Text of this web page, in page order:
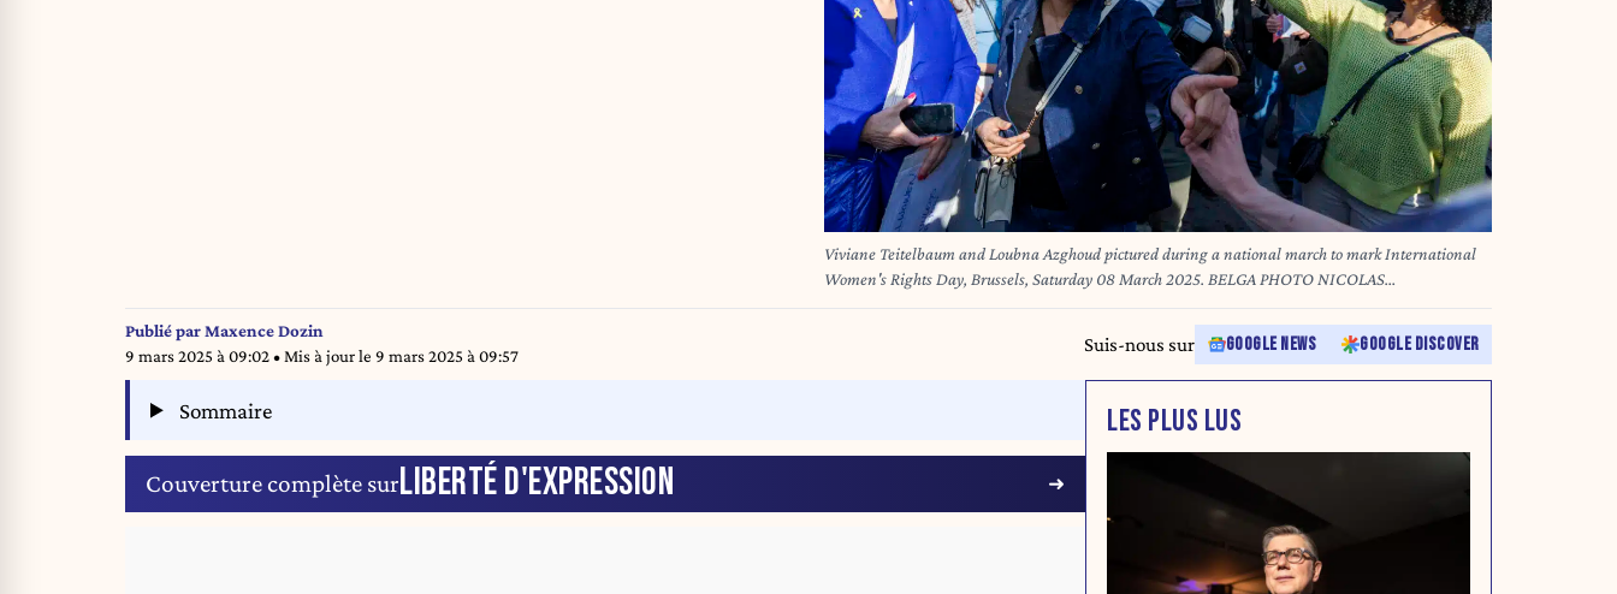
Viviane Teitelbaum and Loubna Azghoud pictured during a national march to mark International
Women's Rights Day, Brussels, Saturday 08 March 2025. BELGA PHOTO NICOLAS
MAETERLINCK
Publié parMaxence Dozin
9 mars 2025 à 09:02• Mis à jour le 9 mars 2025 à 09:57
Suis-nous sur GOOGLE NEWS GOOGLE DISCOVER
Sommaire
Couverture complète surLIBERTÉ D'EXPRESSION
LES PLUS LUS